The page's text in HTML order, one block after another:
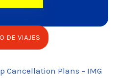
DE VIAJES
Cancellation Plans – IMG